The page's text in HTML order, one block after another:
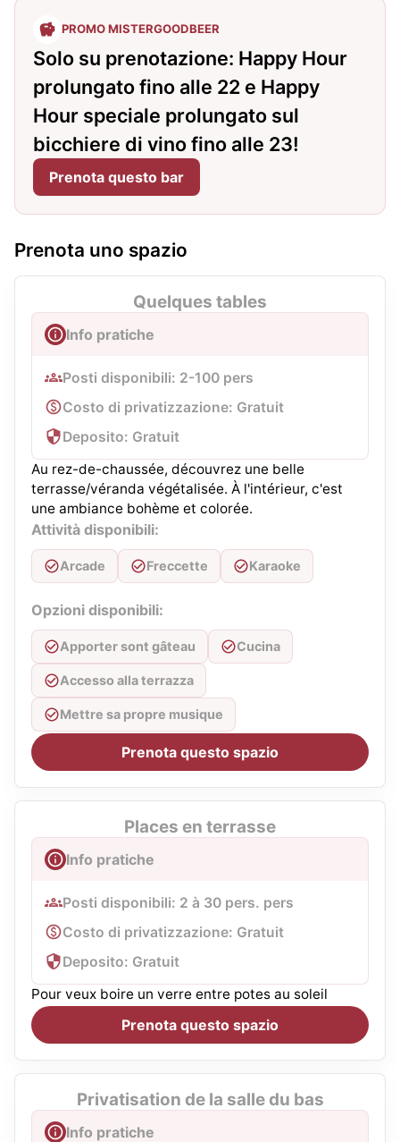
PROMO MISTERGOODBEER
Solo su prenotazione: Happy Hour
prolungato fino alle 22 e Happy
Hour speciale prolungato sul
bicchiere di vino fino alle 23!
Prenota questo bar
Prenota uno spazio
Quelques tables
Info pratiche
Posti disponibili: 2-100 pers
Costo di privatizzazione: Gratuit
Deposito: Gratuit
Au rez-de-chaussée, découvrez une belle
terrasse/véranda végétalisée. À l'intérieur, c'est
une ambiance bohème et colorée.
Attività disponibili:
Arcade Freccette Karaoke
Opzioni disponibili:
Apporter sont gâteau Cucina
Accesso alla terrazza
Mettre sa propre musique
Prenota questo spazio
Places en terrasse
Info pratiche
Posti disponibili: 2 à 30 pers. pers
Costo di privatizzazione: Gratuit
Deposito: Gratuit
Pour veux boire un verre entre potes au soleil
Prenota questo spazio
Privatisation de la salle du bas
Info pratiche